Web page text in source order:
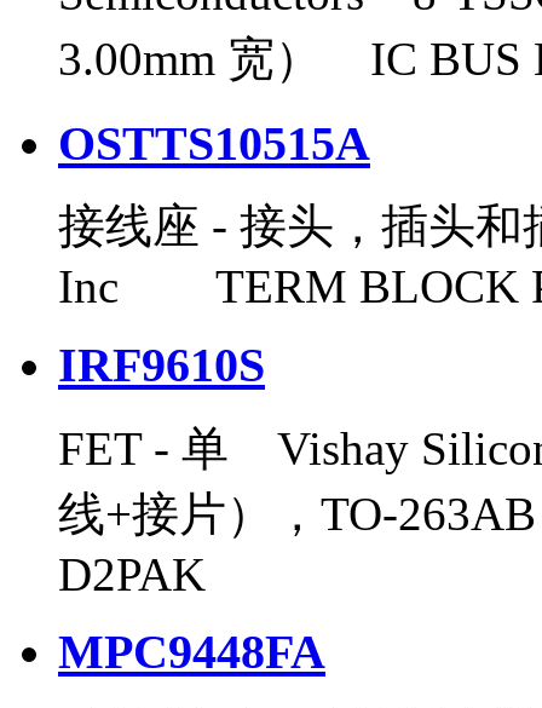
3.00mm 宽） IC BUS
OSTTS10515A
接线座 - 接头，插头和
Inc TERM BLOCK
IRF9610S
FET - 单 Vishay
线+接片），TO-
D2PAK
MPC9448FA